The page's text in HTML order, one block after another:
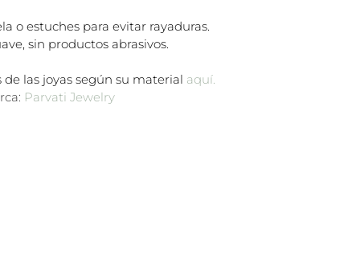
o estuches para evitar rayaduras.
sin productos abrasivos.
las joyas según su material aquí.
Parvati Jewelry